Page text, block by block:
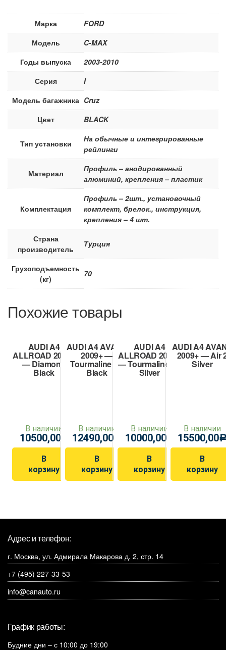
Марка
FORD
Модель
C-MAX
Годы выпуска
2003-2010
Серия
I
Модель багажника Cruz
Цвет
BLACK
Тип установки
На обычные и интегрированные
рейлинги
Материал
Профиль – анодированный
алюминий, крепления – пластик
Комплектация
Профиль – 2шт., установочный
комплект, брелок., инструкция,
крепления – 4 шт.
Страна
производитель
Турция
Грузоподъемность
(кг)
70
Похожие товары
AUDI A4
ALLROAD 2009+
— Diamond
Black
В наличии
10500,00Р
В
корзину
AUDI A4 AVANT
2009+ —
Tourmaline V2
Black
В наличии
12490,00
В
корзину
AUDI A4
ALLROAD 2009+
— Tourmaline V1
Silver
В наличии
10000,00Р
В
корзину
AUDI A4
2009+ — Air
Silver
В наличии
15500,00
В
корзину
Адрес и телефон:
г. Москва, ул. Адмирала Макарова д. 2, стр. 14
+7 (495) 227-33-53
info@canauto.ru
График работы:
Будние дни – с 10:00 до 19:00